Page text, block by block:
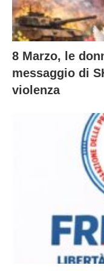
8 Marzo, le
messaggio di
violenza